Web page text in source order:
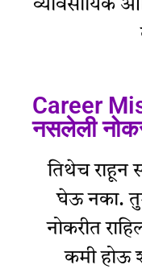
व्यावसायिक
Career
नसलेली
तिथेच राहून
घेऊ नका.
नोकरीत
कमी होऊ